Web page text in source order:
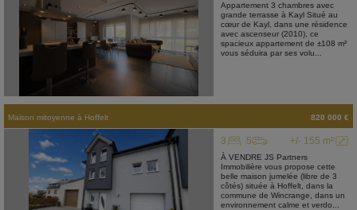
Appartement 3 chambres avec
grande terrasse à Kayl Situé au
cœur de Kayl, dans une résidence
avec ascenseur (2010), ce
spacieux appartement de ±108 m²
vous séduira par ses volu...
Maison mitoyenne à Hoffelt 820 000 €
+/- 155 m²
3 5
À VENDRE JS Partners
Immobilière vous propose cette
belle maison jumelée (libre de 3
côtés) située à Hoffelt, dans la
commune de Wincrange, dans un
environnement calme et verdo...